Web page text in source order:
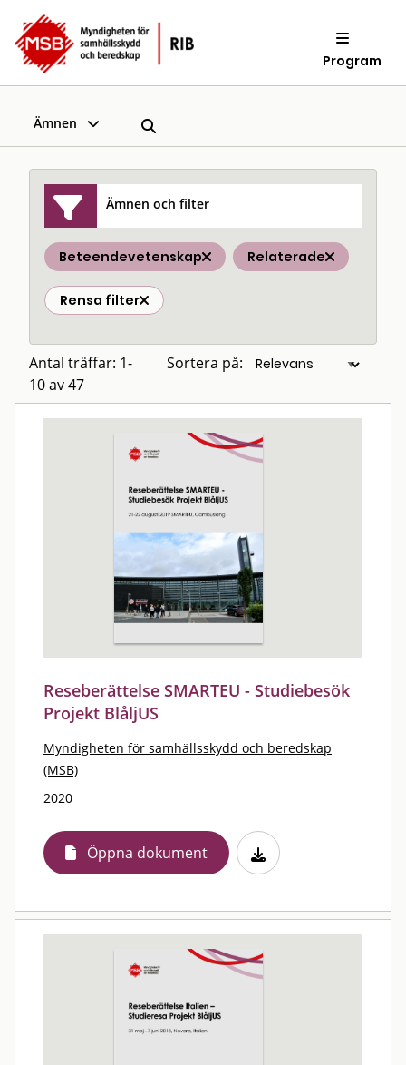
Program
Ämnen
Ämnen och filter
Beteendevetenskap Relaterade
Rensa filter
Antal träffar: 1-
10 av 47
Sortera på:
Reseberättelse SMARTEU - Studiebesök
Projekt BlåljUS
Myndigheten för samhällsskydd och beredskap
(MSB)
2020
Öppna dokument